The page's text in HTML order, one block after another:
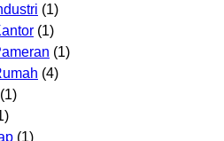
(1)
(1)
(1)
(4)
(1)
(1)